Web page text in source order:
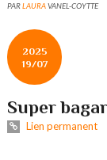
PARLAURAVANEL-COYTTE
2025
19/07
Super
Lien permanent